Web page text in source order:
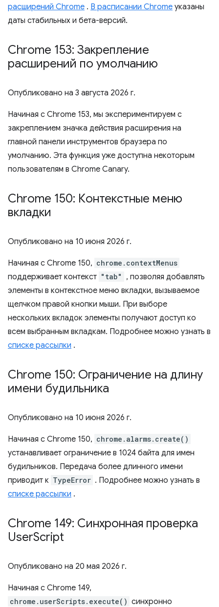
расширений Chrome . В расписании Chrome указаны
даты стабильных и бета-версий.
Chrome 153: Закрепление
расширений по умолчанию
Опубликовано на 3 августа 2026 г.
Начиная с Chrome 153, мы экспериментируем с
закреплением значка действия расширения на
главной панели инструментов браузера по
умолчанию. Эта функция уже доступна некоторым
пользователям в Chrome Canary.
Chrome 150: Контекстные меню
вкладки
Опубликовано на 10 июня 2026 г.
Начиная с Chrome 150, chrome.contextMenus
поддерживает контекст "tab"
, позволяя добавлять
элементы в контекстное меню вкладки, вызываемое
щелчком правой кнопки мыши. При выборе
нескольких вкладок элементы получают доступ ко
всем выбранным вкладкам. Подробнее можно узнать в
списке рассылки .
Chrome 150: Ограничение на длину
имени будильника
Опубликовано на 10 июня 2026 г.
Начиная с Chrome 150, chrome.alarms.create()
устанавливает ограничение в 1024 байта для имен
будильников. Передача более длинного имени
приводит к TypeError . Подробнее можно узнать в
списке рассылки .
Chrome 149: Синхронная проверка
UserScript
Опубликовано на 20 мая 2026 г.
Начиная с Chrome 149,
chrome.userScripts.execute() синхронно